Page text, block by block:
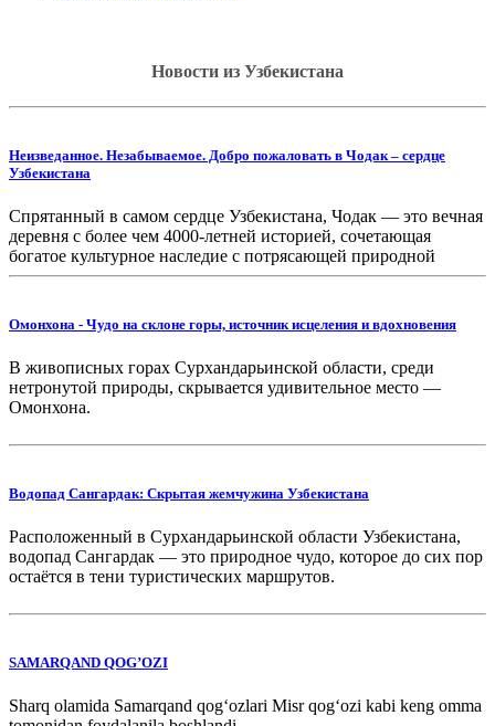
Новости из Узбекистана
Неизведанное. Незабываемое. Добро пожаловать в Чодак – сердце
Узбекистана
Спрятанный в самом сердце Узбекистана, Чодак — это вечная
деревня с более чем 4000-летней историей, сочетающая
богатое культурное наследие с потрясающей природной
красотой.
Омонхона - Чудо на склоне горы, источник исцеления и вдохновения
В живописных горах Сурхандарьинской области, среди
нетронутой природы, скрывается удивительное место —
Омонхона.
Водопад Сангардак: Скрытая жемчужина Узбекистана
Расположенный в Сурхандарьинской области Узбекистана,
водопад Сангардак — это природное чудо, которое до сих пор
остаётся в тени туристических маршрутов.
SAMARQAND QOG’OZI
Sharq olamida Samarqand qog‘ozlari Misr qog‘ozi kabi keng omma